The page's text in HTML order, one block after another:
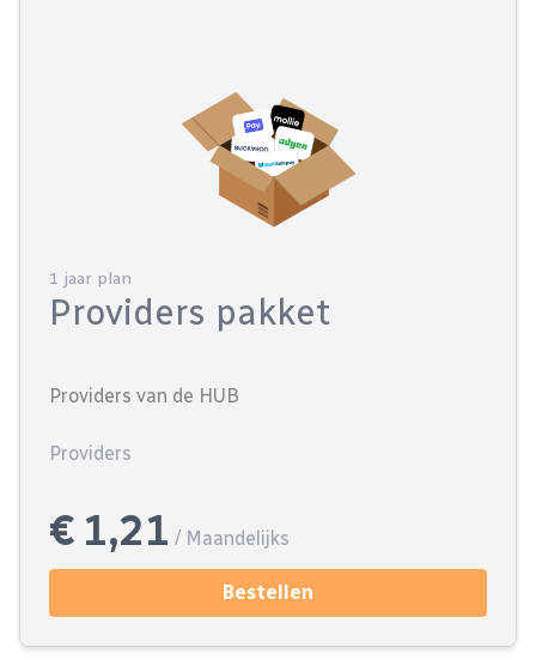
1 jaar plan
Providers pakket
Providers van de HUB
Providers
€ 1,21 / Maandelijks
Bestellen